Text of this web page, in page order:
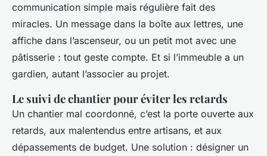
communication simple mais régulière fait des
miracles. Un message dans la boîte aux lettres, une
affiche dans l’ascenseur, ou un petit mot avec une
pâtisserie : tout geste compte. Et si l’immeuble a un
gardien, autant l’associer au projet.
Le suivi de chantier pour éviter les retards
Un chantier mal coordonné, c’est la porte ouverte aux
retards, aux malentendus entre artisans, et aux
dépassements de budget. Une solution : désigner un